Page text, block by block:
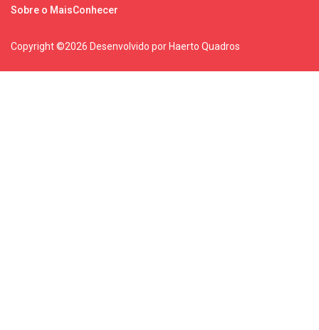
Sobre o MaisConhecer
Copyright ©2026 Desenvolvido por Haerto Quadros